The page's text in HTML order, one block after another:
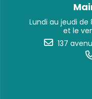
Lundi au jeudi de
et le
137